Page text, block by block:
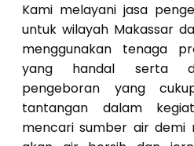
Kami melayani jasa
untuk wilayah Makassar
menggunakan tenaga
yang handal serta
pengeboran yang
tantangan dalam
mencari sumber air demi